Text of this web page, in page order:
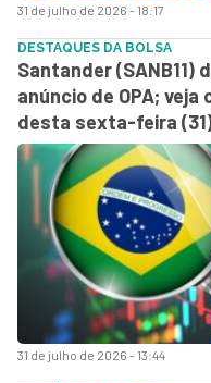
31 de julho de 2026 - 18:17
31 de julho de 2026 - 13:44
DESTAQUES DA BOLSA
Santander (SANB11)
anúncio de OPA;
desta sexta-feira